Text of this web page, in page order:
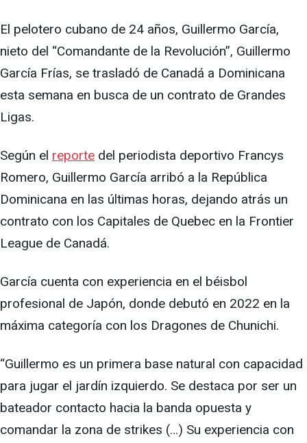
El pelotero cubano de 24 años, Guillermo García,
nieto del “Comandante de la Revolución”, Guillermo
García Frías, se trasladó de Canadá a Dominicana
esta semana en busca de un contrato de Grandes
Ligas.
Según el reporte del periodista deportivo Francys
Romero, Guillermo García arribó a la República
Dominicana en las últimas horas, dejando atrás un
contrato con los Capitales de Quebec en la Frontier
League de Canadá.
García cuenta con experiencia en el béisbol
profesional de Japón, donde debutó en 2022 en la
máxima categoría con los Dragones de Chunichi.
“Guillermo es un primera base natural con capacidad
para jugar el jardín izquierdo. Se destaca por ser un
bateador contacto hacia la banda opuesta y
comandar la zona de strikes (…) Su experiencia con